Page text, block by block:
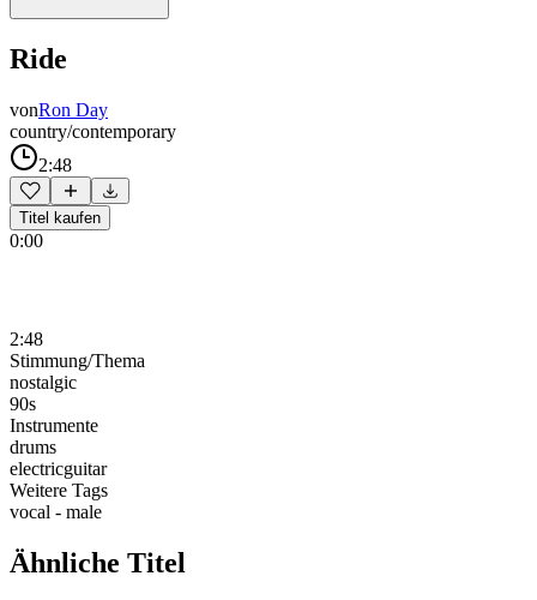
Ride
vonRon Day
country/contemporary
2:48
Titel kaufen
0:00
2:48
Stimmung/Thema
nostalgic
90s
Instrumente
drums
electricguitar
Weitere Tags
vocal - male
Ähnliche Titel